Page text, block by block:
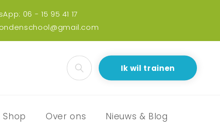
06 - 15 95 41 17
Ik wil trainen
Shop Over ons Nieuws & Blog